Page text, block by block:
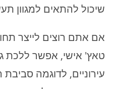
שיכול להתאים למגוון
אם אתם רוצים לייצר
טאץ' אישי, אפשר ללכת
עירוניים, לדוגמה